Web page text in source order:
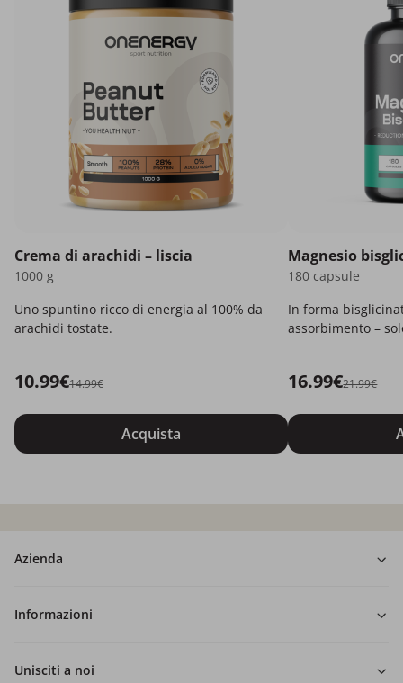
Crema di arachidi – liscia
1000 g
Uno spuntino ricco di energia al 100% da
arachidi tostate.
10.99€14.99€
Acquista
Magnesio
180 capsule
In forma
assorbimento –
16.99€21.99€
Azienda
Informazioni
Unisciti a noi